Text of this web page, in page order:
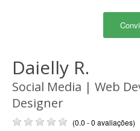
Daielly R.
Social Media | Web
Designer
(0.0 - 0 avaliações)